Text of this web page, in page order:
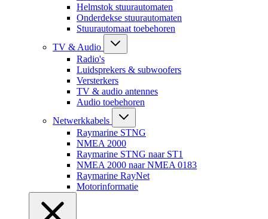
Helmstok stuurautomaten
Onderdekse stuurautomaten
Stuurautomaat toebehoren
TV & Audio
Radio's
Luidsprekers & subwoofers
Versterkers
TV & audio antennes
Audio toebehoren
Netwerkkabels
Raymarine STNG
NMEA 2000
Raymarine STNG naar ST1
NMEA 2000 naar NMEA 0183
Raymarine RayNet
Motorinformatie